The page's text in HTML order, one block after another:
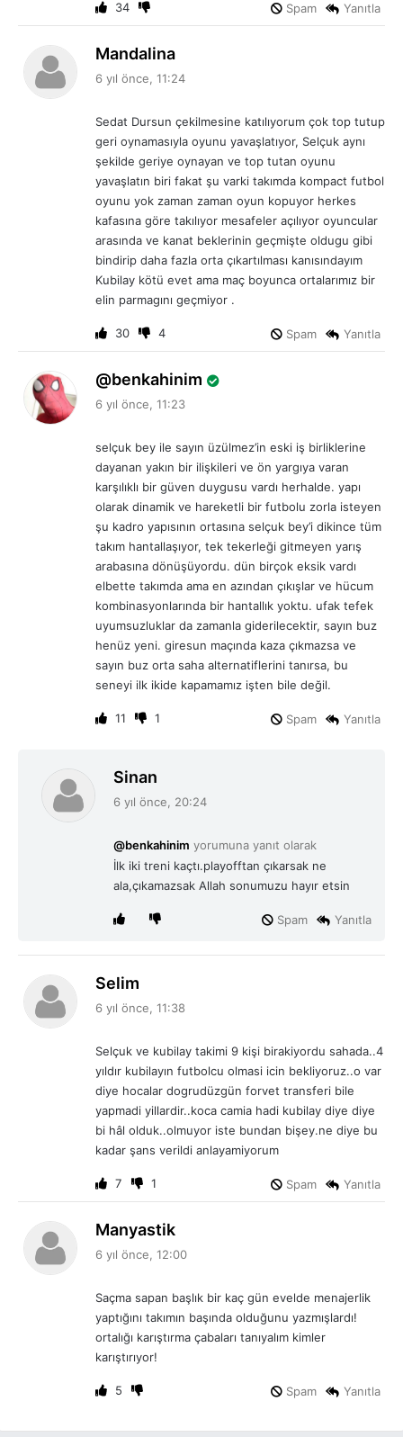
34 Yanıtla
Spam
Mandalina
k
:
6 yıl önce, 11:24
Sedat Dursun çekilmesine katılıyorum çok top tutup
geri oynamasıyla oyunu yavaşlatıyor, Selçuk aynı
şekilde geriye oynayan ve top tutan oyunu
yavaşlatın biri fakat şu varki takımda kompact futbol
oyunu yok zaman zaman oyun kopuyor herkes
kafasına göre takılıyor mesafeler açılıyor oyuncular
arasında ve kanat beklerinin geçmişte oldugu gibi
bindirip daha fazla orta çıkartılması kanısındayım
Kubilay kötü evet ama maç boyunca ortalarımız bir
elin parmagını geçmiyor .
30 4 Yanıtla
Spam
benkahinim
:
6 yıl önce, 11:23
selçuk bey ile sayın üzülmez’in eski iş birliklerine
dayanan yakın bir ilişkileri ve ön yargıya varan
karşılıklı bir güven duygusu vardı herhalde. yapı
olarak dinamik ve hareketli bir futbolu zorla isteyen
şu kadro yapısının ortasına selçuk bey’i dikince tüm
takım hantallaşıyor, tek tekerleği gitmeyen yarış
arabasına dönüşüyordu. dün birçok eksik vardı
elbette takımda ama en azından çıkışlar ve hücum
kombinasyonlarında bir hantallık yoktu. ufak tefek
uyumsuzluklar da zamanla giderilecektir, sayın buz
henüz yeni. giresun maçında kaza çıkmazsa ve
sayın buz orta saha alternatiflerini tanırsa, bu
seneyi ilk ikide kapamamız işten bile değil.
11 1 Yanıtla
Spam
Sinan
6 yıl önce, 20:24
@benkahinim yorumuna yanıt olarak
İlk iki treni kaçtı.playofftan çıkarsak ne
ala,çıkamazsak Allah sonumuzu hayır etsin
Yanıtla
Spam
Selim
:
6 yıl önce, 11:38
Selçuk ve kubilay takimi 9 kişi birakiyordu sahada..4
yıldır kubilayın futbolcu olmasi icin bekliyoruz..o var
diye hocalar dogrudüzgün forvet transferi bile
yapmadi yillardir..koca camia hadi kubilay diye diye
bi hâl olduk..olmuyor iste bundan bişey.ne diye bu
kadar şans verildi anlayamiyorum
7 1 Yanıtla
Spam
Manyastik
6 yıl önce, 12:00
Saçma sapan başlık bir kaç gün evelde menajerlik
yaptığını takımın başında olduğunu yazmışlardı!
ortalığı karıştırma çabaları tanıyalım kimler
karıştırıyor!
5 Yanıtla
Spam